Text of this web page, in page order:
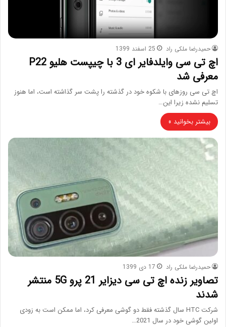
حمیدرضا ملکی راد 25 اسفند 1399
اچ تی سی وایلدفایر ای 3 با چیپست هلیو P22
معرفی شد
اچ تی سی روزهای با شکوه خود در گذشته را پشت سر گذاشته است، اما هنوز
تسلیم نشده زیرا این…
بیشتر بخوانید »
حمیدرضا ملکی راد 17 دی 1399
تصاویر زنده اچ تی سی دیزایر 21 پرو 5G منتشر
شدند
شرکت HTC سال گذشته فقط دو گوشی معرفی کرد، اما ممکن است به زودی
اولین گوشی خود در سال 2021…